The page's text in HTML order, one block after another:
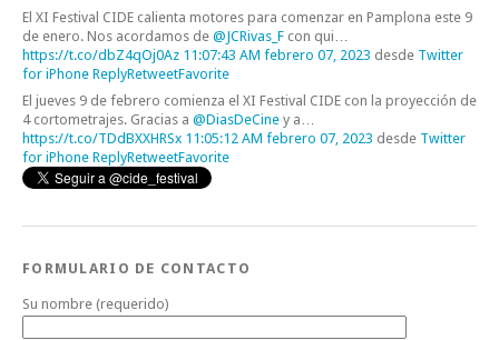
El XI Festival CIDE calienta motores para comenzar en Pamplona este 9
de enero. Nos acordamos de @JCRivas_F con qui…
https://t.co/dbZ4qOj0Az 11:07:43 AM febrero 07, 2023 desde Twitter
for iPhone ReplyRetweetFavorite
El jueves 9 de febrero comienza el XI Festival CIDE con la proyección de
4 cortometrajes. Gracias a @DiasDeCine y a…
https://t.co/TDdBXXHRSx 11:05:12 AM febrero 07, 2023 desde Twitter
for iPhone ReplyRetweetFavorite
FORMULARIO DE CONTACTO
Su nombre (requerido)